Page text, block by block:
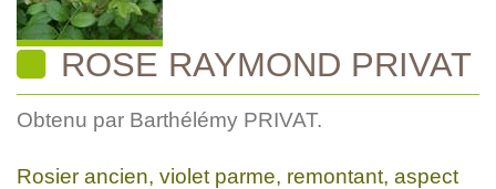
ROSE RAYMOND PRIVAT
Obtenu par Barthélémy PRIVAT.
Rosier ancien, violet parme, remontant, aspect